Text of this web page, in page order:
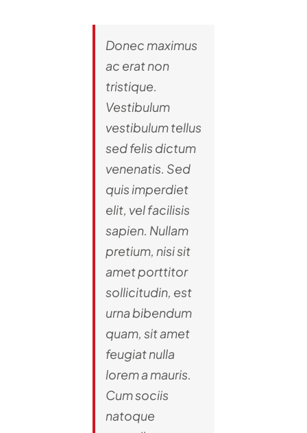
Donec maximus
ac erat non
tristique.
Vestibulum
vestibulum tellus
sed felis dictum
venenatis. Sed
quis imperdiet
elit, vel facilisis
sapien. Nullam
pretium, nisi sit
amet porttitor
sollicitudin, est
urna bibendum
quam, sit amet
feugiat nulla
lorem a mauris.
Cum sociis
natoque